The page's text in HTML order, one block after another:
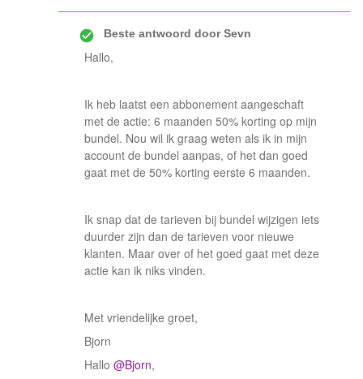
Beste antwoord doorSevn
Hallo,
Ik heb laatst een abbonement aangeschaft
met de actie: 6 maanden 50% korting op mijn
bundel. Nou wil ik graag weten als ik in mijn
account de bundel aanpas, of het dan goed
gaat met de 50% korting eerste 6 maanden.
Ik snap dat de tarieven bij bundel wijzigen iets
duurder zijn dan de tarieven voor nieuwe
klanten. Maar over of het goed gaat met deze
actie kan ik niks vinden.
Met vriendelijke groet,
Bjorn
Hallo ​ @Bjorn,